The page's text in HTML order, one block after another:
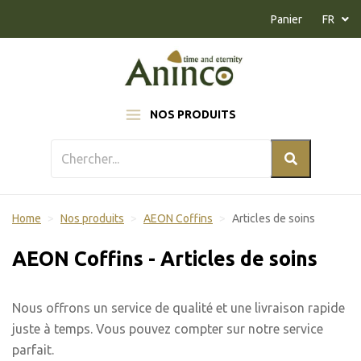
NOS PRODUITS
Panier FR
Home Nos produits AEON Coffins Articles de soins
AEON Coffins - Articles de soins
Nous offrons un service de qualité et une livraison rapide
juste à temps. Vous pouvez compter sur notre service
parfait.